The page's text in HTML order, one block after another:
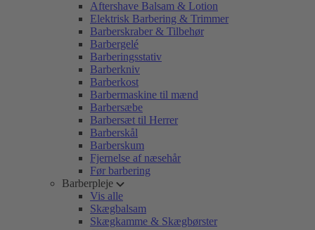
Aftershave Balsam & Lotion
Elektrisk Barbering & Trimmer
Barberskraber & Tilbehør
Barbergelé
Barberingsstativ
Barberkniv
Barberkost
Barbermaskine til mænd
Barbersæbe
Barbersæt til Herrer
Barberskål
Barberskum
Fjernelse af næsehår
Før barbering
Barberpleje
Vis alle
Skægbalsam
Skægkamme & Skægbørster